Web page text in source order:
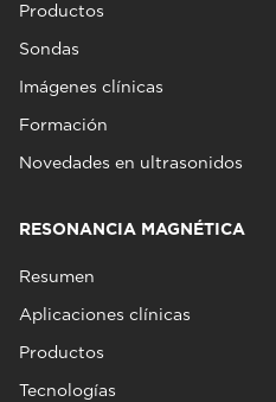
Productos
Sondas
Imágenes clínicas
Formación
Novedades en ultrasonidos
RESONANCIA MAGNÉTICA
Resumen
Aplicaciones clínicas
Productos
Tecnologías